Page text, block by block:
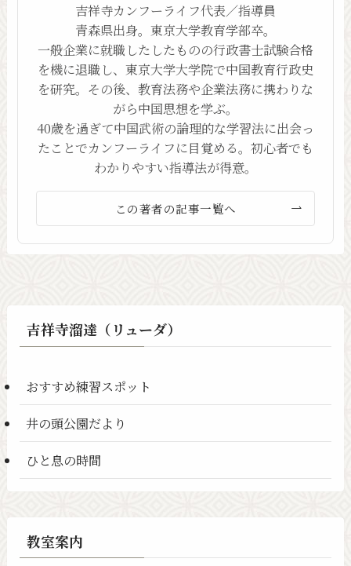
吉祥寺カンフーライフ代表／指導員
青森県出身。東京大学教育学部卒。
一般企業に就職したしたものの行政書士試験合格
を機に退職し、東京大学大学院で中国教育行政史
を研究。その後、教育法務や企業法務に携わりな
がら中国思想を学ぶ。
40歳を過ぎて中国武術の論理的な学習法に出会っ
たことでカンフーライフに目覚める。初心者でも
わかりやすい指導法が得意。
この著者の記事一覧へ
吉祥寺溜達（リューダ）
おすすめ練習スポット
井の頭公園だより
ひと息の時間
教室案内